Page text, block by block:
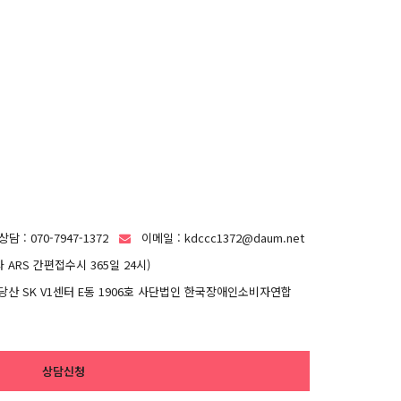
담 : 070-7947-1372
이메일 : kdccc1372@daum.net
ARS 간편접수시 365일 24시)
산 SK V1센터 E동 1906호 사단법인 한국장애인소비자연합
상담신청